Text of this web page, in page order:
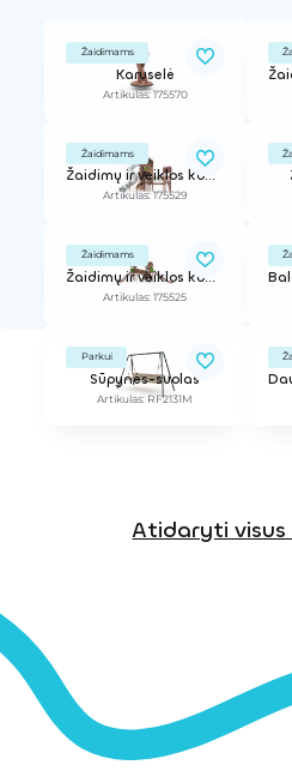
Žaidimams
Karuselė
Artikulas: 175570
Žaidimams
Žaidimų ir veiklos kompleksas
Artikulas: 175529
Žaidimams
Žaidimų ir veiklos kompleksas
Artikulas: 175525
Parkui
Sūpynės-suolas
Artikulas: RF2131M
Atidaryti